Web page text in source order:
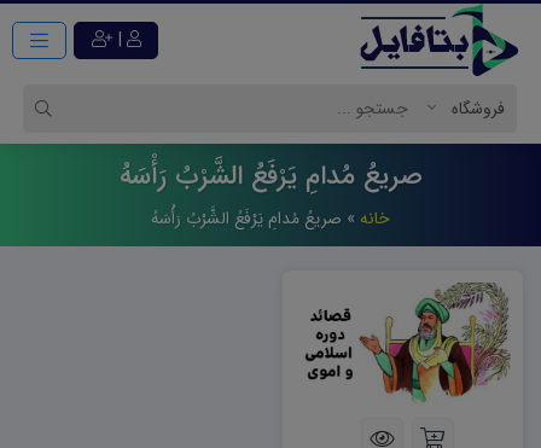
|
صريعُ مُدامِ يَرْفَعُ الشَّرْبُ رَأْسَهُ
خانه » صريعُ مُدامِ يَرْفَعُ الشَّرْبُ رَأْسَهُ